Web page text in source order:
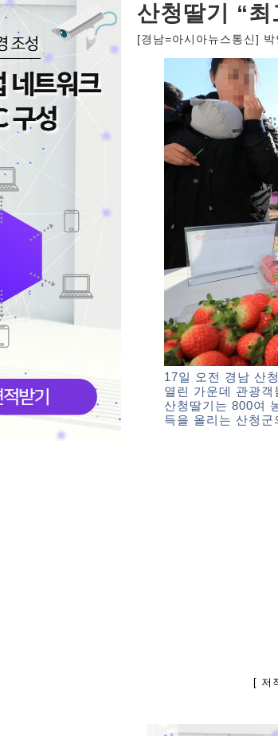
산청딸기 “최
[경남=아시아뉴스통신] 박
17일 오전 경남 산
열린 가운데 관광
산청딸기는 800여
득을 올리는 산청
[ 저